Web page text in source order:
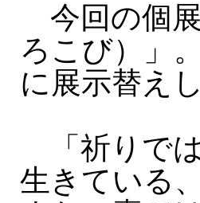
今回の個
ろこび）」
に展示替え
「祈りで
生きている